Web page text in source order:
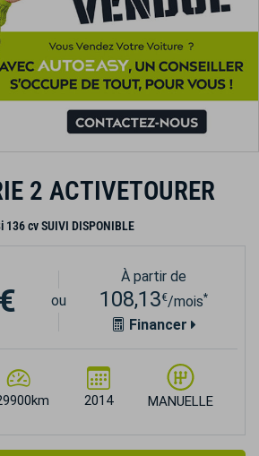
2 ACTIVETOURER
136 cv SUIVI DISPONIBLE
2014 MANUELLE
ou
À partir de
108,13€/mois*
Financer